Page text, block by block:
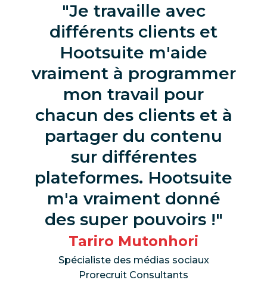
Je travaille avec
différents clients et
Hootsuite m'aide
vraiment à programmer
mon travail pour
chacun des clients et à
partager du contenu
sur différentes
plateformes. Hootsuite
m'a vraiment donné
des super pouvoirs !
Tariro Mutonhori
Spécialiste des médias sociaux
Prorecruit Consultants